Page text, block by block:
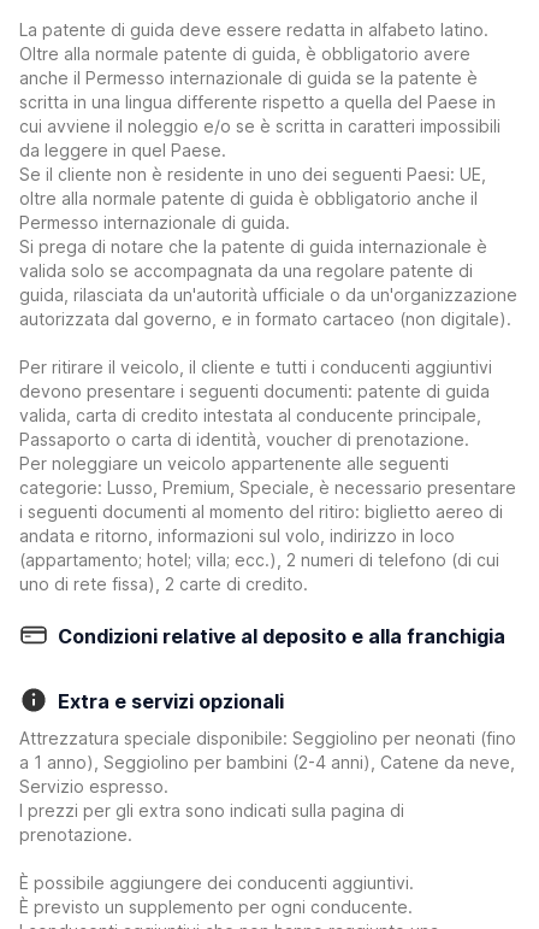
La patente di guida deve essere redatta in alfabeto latino.
Oltre alla normale patente di guida, è obbligatorio avere
anche il Permesso internazionale di guida se la patente è
scritta in una lingua differente rispetto a quella del Paese in
cui avviene il noleggio e/o se è scritta in caratteri impossibili
da leggere in quel Paese.
Se il cliente non è residente in uno dei seguenti Paesi: UE,
oltre alla normale patente di guida è obbligatorio anche il
Permesso internazionale di guida.
Si prega di notare che la patente di guida internazionale è
valida solo se accompagnata da una regolare patente di
guida, rilasciata da un'autorità ufficiale o da un'organizzazione
autorizzata dal governo, e in formato cartaceo (non digitale).
Per ritirare il veicolo, il cliente e tutti i conducenti aggiuntivi
devono presentare i seguenti documenti: patente di guida
valida, carta di credito intestata al conducente principale,
Passaporto o carta di identità, voucher di prenotazione.
Per noleggiare un veicolo appartenente alle seguenti
categorie: Lusso, Premium, Speciale, è necessario presentare
i seguenti documenti al momento del ritiro: biglietto aereo di
andata e ritorno, informazioni sul volo, indirizzo in loco
(appartamento; hotel; villa; ecc.), 2 numeri di telefono (di cui
uno di rete fissa), 2 carte di credito.
Condizioni relative al deposito e alla franchigia
Extra e servizi opzionali
Attrezzatura speciale disponibile: Seggiolino per neonati (fino
a 1 anno), Seggiolino per bambini (2-4 anni), Catene da neve,
Servizio espresso.
I prezzi per gli extra sono indicati sulla pagina di
prenotazione.
È possibile aggiungere dei conducenti aggiuntivi.
È previsto un supplemento per ogni conducente.